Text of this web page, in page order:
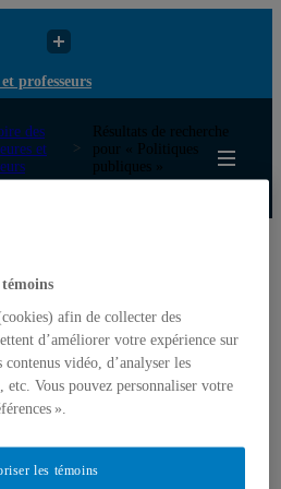
professeurs
des
et
Résultats de recherche
pour « Politiques
publiques »
professeurs par départements et
pour « Politiques
afin de collecter des
d’améliorer votre expérience sur
vidéo, d’analyser les
etc. Vous pouvez personnaliser votre
».
les témoins